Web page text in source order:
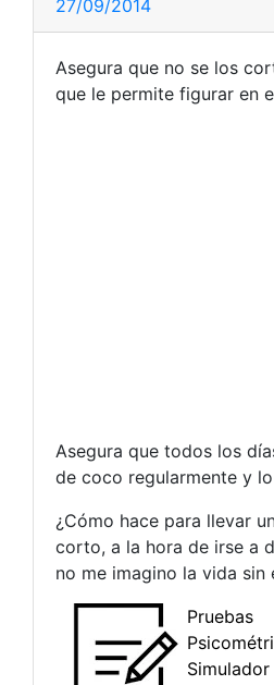
27/09/2014
Asegura que no se los
que le permite figurar en
Asegura que todos los
de coco regularmente y
¿Cómo hace para llevar
corto, a la hora de irse a
no me imagino la vida sin